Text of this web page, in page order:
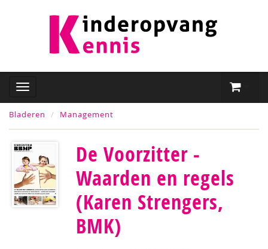
Bladeren Management
De Voorzitter -
Waarden en regels
(Karen Strengers,
BMK)